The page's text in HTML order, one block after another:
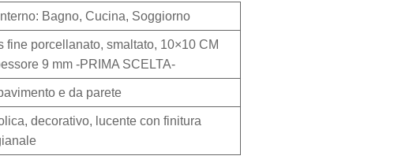
Bagno, Cucina, Soggiorno
fine porcellanato, smaltato, 10×10 CM
9 mm -PRIMA SCELTA-
e da parete
decorativo, lucente con finitura